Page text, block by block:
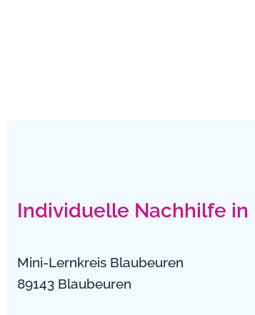
Individuelle Nachhilfe in
Mini-Lernkreis Blaubeuren
89143 Blaubeuren